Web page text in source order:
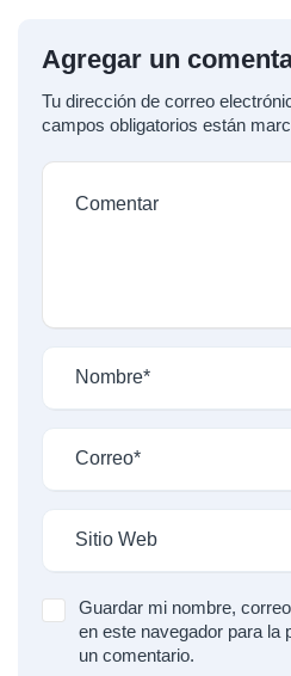
Agregar un
Tu dirección de correo
campos obligatorios están
Guardar mi nombre,
en este navegador para la
un comentario.